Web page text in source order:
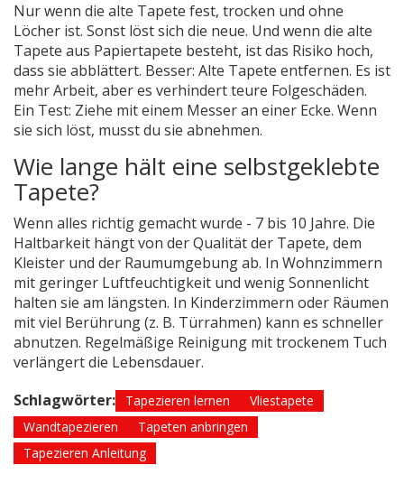
Nur wenn die alte Tapete fest, trocken und ohne
Löcher ist. Sonst löst sich die neue. Und wenn die alte
Tapete aus Papiertapete besteht, ist das Risiko hoch,
dass sie abblättert. Besser: Alte Tapete entfernen. Es ist
mehr Arbeit, aber es verhindert teure Folgeschäden.
Ein Test: Ziehe mit einem Messer an einer Ecke. Wenn
sie sich löst, musst du sie abnehmen.
Wie lange hält eine selbstgeklebte
Tapete?
Wenn alles richtig gemacht wurde - 7 bis 10 Jahre. Die
Haltbarkeit hängt von der Qualität der Tapete, dem
Kleister und der Raumumgebung ab. In Wohnzimmern
mit geringer Luftfeuchtigkeit und wenig Sonnenlicht
halten sie am längsten. In Kinderzimmern oder Räumen
mit viel Berührung (z. B. Türrahmen) kann es schneller
abnutzen. Regelmäßige Reinigung mit trockenem Tuch
verlängert die Lebensdauer.
Schlagwörter:
Tapezieren lernen
Vliestapete
Wandtapezieren
Tapeten anbringen
Tapezieren Anleitung